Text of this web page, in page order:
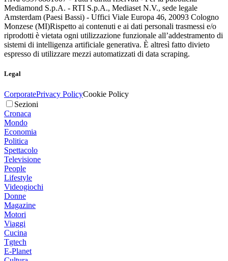
Mediamond S.p.A. - RTI S.p.A., Mediaset N.V., sede legale
Amsterdam (Paesi Bassi) - Uffici Viale Europa 46, 20093 Cologno
Monzese (MI)Rispetto ai contenuti e ai dati personali trasmessi e/o
riprodotti è vietata ogni utilizzazione funzionale all’addestramento di
sistemi di intelligenza artificiale generativa. È altresì fatto divieto
espresso di utilizzare mezzi automatizzati di data scraping.
Legal
CorporatePrivacy PolicyCookie Policy
Sezioni
Cronaca
Mondo
Economia
Politica
Spettacolo
Televisione
People
Lifestyle
Videogiochi
Donne
Magazine
Motori
Viaggi
Cucina
Tgtech
E-Planet